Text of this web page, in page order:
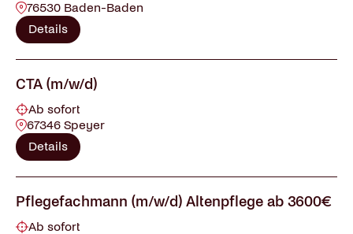
76530 Baden-Baden
Details
CTA (m/w/d)
Ab sofort
67346 Speyer
Details
Pflegefachmann (m/w/d) Altenpflege ab 3600€
Ab sofort